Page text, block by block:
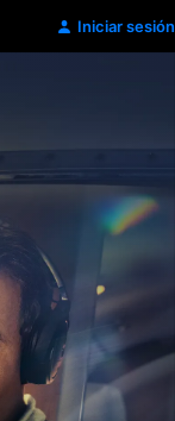
Iniciar sesión